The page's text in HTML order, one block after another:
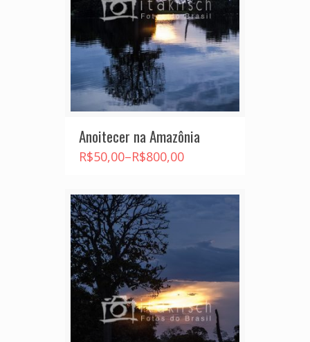
Anoitecer na Amazônia
R$50,00–R$800,00